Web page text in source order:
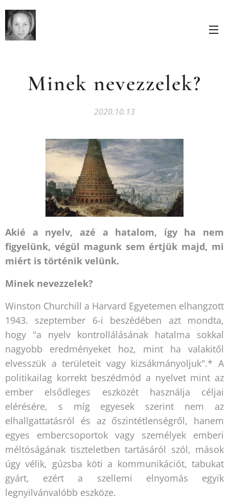
Minek nevezzelek?
2020.10.13
Akié a nyelv, azé a hatalom, így ha nem
figyelünk, végül magunk sem értjük majd, mi
miért is történik velünk.
Minek nevezzelek?
Winston Churchill a Harvard Egyetemen elhangzott
1943. szeptember 6-i beszédében azt mondta,
hogy "a nyelv kontrollálásának hatalma sokkal
nagyobb eredményeket hoz, mint ha valakitől
elvesszük a területeit vagy kizsákmányoljuk".* A
politikailag korrekt beszédmód a nyelvet mint az
ember elsődleges eszközét használja céljai
elérésére, s míg egyesek szerint nem az
elhallgattatásról és az őszintétlenségről, hanem
egyes embercsoportok vagy személyek emberi
méltóságának tiszteletben tartásáról szól, mások
úgy vélik, gúzsba köti a kommunikációt, tabukat
gyárt, ezért a szellemi elnyomás egyik
legnyilvánvalóbb eszköze.